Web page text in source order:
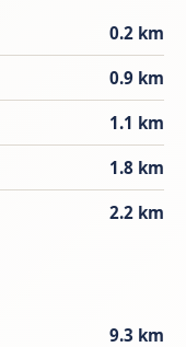
0.2 km
0.9 km
1.1 km
1.8 km
2.2 km
9.3 km